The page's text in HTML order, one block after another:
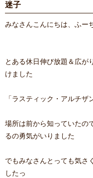
迷子
みなさんこんにちは、ふー
とある休日伸び放題＆広が
けました
「ラスティック・アルチザ
場所は前から知っていたの
るの勇気がいりました
でもみなさんとっても気さ
したっ